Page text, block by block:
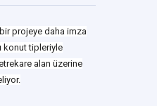
projeye daha imza
konut tipleriyle
alan üzerine